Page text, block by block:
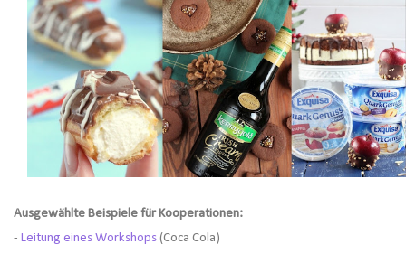
Ausgewählte Beispiele für Kooperationen:
- Leitung eines Workshops (Coca Cola)